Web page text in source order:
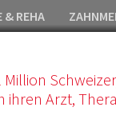
& REHA
Million
ihren Arzt,